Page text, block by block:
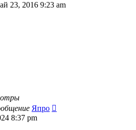
23, 2016 9:23 am
Япро
8:37 pm